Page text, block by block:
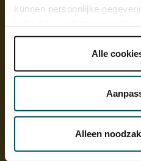
kunnen persoonlijke
onder 'aanpassen' zelf
Lees onze cookieverklaring
Via decookieverklaringop
Alle
Alleen